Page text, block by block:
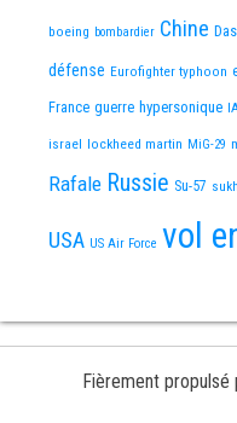
boeing bombardier Chine
défense Eurofighter typhoon
France guerre hypersonique
israel lockheed martin MiG-29
Rafale Russie Su-57
USA US Air Force vol
Fièrement propulsé